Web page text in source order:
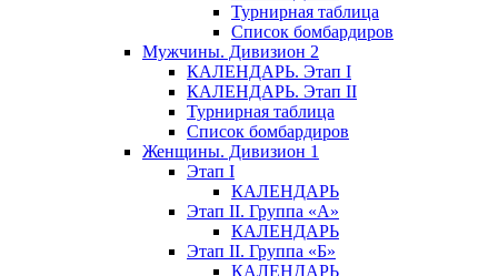
Турнирная таблица
Список бомбардиров
Мужчины. Дивизион 2
КАЛЕНДАРЬ. Этап I
КАЛЕНДАРЬ. Этап II
Турнирная таблица
Список бомбардиров
Женщины. Дивизион 1
Этап I
КАЛЕНДАРЬ
Этап II. Группа «А»
КАЛЕНДАРЬ
Этап II. Группа «Б»
КАЛЕНДАРЬ